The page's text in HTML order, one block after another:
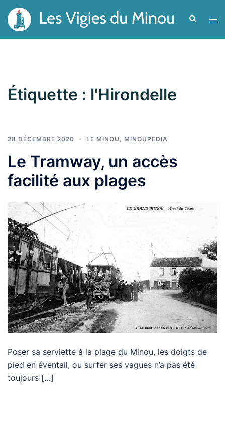
Aller
au
contenu
Étiquette : l'Hirondelle
28 DÉCEMBRE 2020 LE MINOU MINOUPEDIA
Le Tramway, un accès
facilité aux plages
Poser sa serviette à la plage du Minou, les doigts de
pied en éventail, ou surfer ses vagues n’a pas été
toujours […]